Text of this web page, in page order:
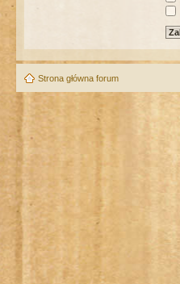
Strona główna forum